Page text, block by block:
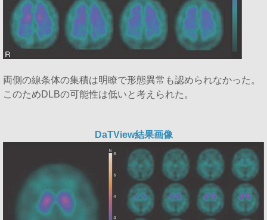
両側の線条体の集積は明瞭で形態異常も認められなかった。
このためDLBの可能性は低いと考えられた。
DaTView結果画像